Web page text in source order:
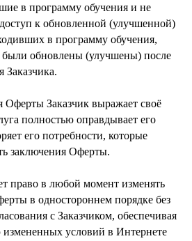
в программу обучения и не
доступ к обновленной (улучшенной)
в программу обучения,
были обновлены (улучшены) после
Заказчика.
Оферты Заказчик выражает своё
полностью оправдывает его
его потребности, которые
заключения Оферты.
право в любой момент изменять
в одностороннем порядке без
с Заказчиком, обеспечивая
условий в Интернете